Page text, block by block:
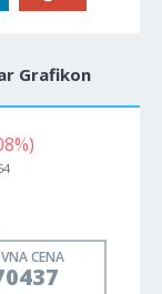
Grafikon
CENA